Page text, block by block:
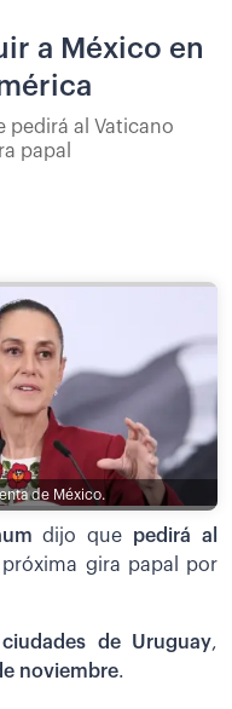
a México en
pedirá al Vaticano
papal
de México.
dijo que pedirá al
gira papal por
de Uruguay,
noviembre.